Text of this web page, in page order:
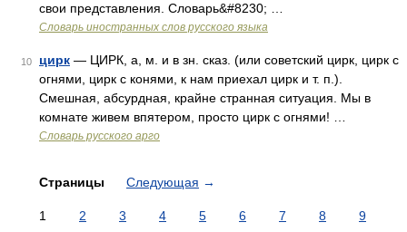
свои представления. Словарь&#8230; …
Словарь иностранных слов русского языка
10 цирк — ЦИРК, а, м. и в зн. сказ. (или советский цирк, цирк с
огнями, цирк с конями, к нам приехал цирк и т. п.).
Смешная, абсурдная, крайне странная ситуация. Мы в
комнате живем впятером, просто цирк с огнями! …
Словарь русского арго
Страницы Следующая →
1 2 3 4 5 6 7 8
9